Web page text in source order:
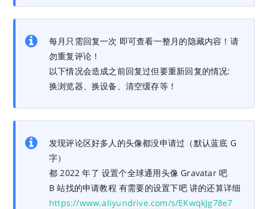
每月只需回复一次 即可查看一整月的隐藏内容！请
勿重复评论！
以下情况会造成之前回复过但要重新回复的情况:
换浏览器、换设备、清空缓存等！
发现评论区好多人的头像都没申请过（默认蓝底 G
字）
都 2022 年了 设置个全球通用头像 Gravatar 吧
B 站找的申请教程 有需要的设置下吧 讲的还算详细
https://www.aliyundrive.com/s/EKwqkJg78e7